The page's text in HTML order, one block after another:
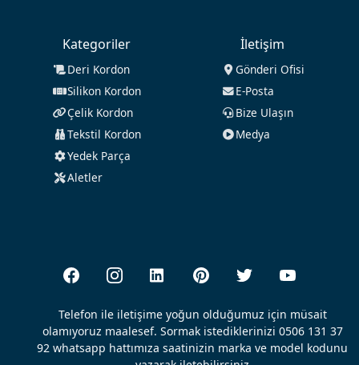
Kategoriler
Deri Kordon
Silikon Kordon
Çelik Kordon
Tekstil Kordon
Yedek Parça
Aletler
İletişim
Gönderi Ofisi
E-Posta
Bize Ulaşın
Medya
Telefon ile iletişime yoğun olduğumuz için müsait
olamıyoruz maalesef. Sormak istediklerinizi 0506 131 37
92 whatsapp hattımıza saatinizin marka ve model kodunu